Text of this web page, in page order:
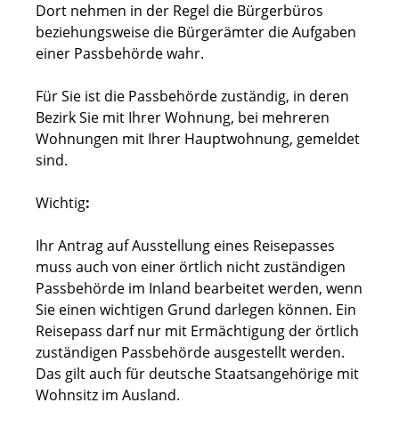
Dort nehmen in der Regel die Bürgerbüros
beziehungsweise die Bürgerämter die Aufgaben
einer Passbehörde wahr.
Für Sie ist die Passbehörde zuständig, in deren
Bezirk Sie mit Ihrer Wohnung, bei mehreren
Wohnungen mit Ihrer Hauptwohnung, gemeldet
sind.
Wichtig:
Ihr Antrag auf Ausstellung eines Reisepasses
muss auch von einer örtlich nicht zuständigen
Passbehörde im Inland bearbeitet werden, wenn
Sie einen wichtigen Grund darlegen können. Ein
Reisepass darf nur mit Ermächtigung der örtlich
zuständigen Passbehörde ausgestellt werden.
Das gilt auch für deutsche Staatsangehörige mit
Wohnsitz im Ausland.